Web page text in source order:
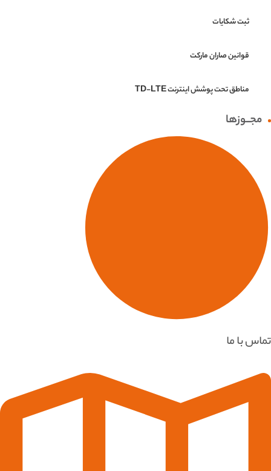
ثبت شکایات
قوانین صاران مارکت
مناطق تحت پوشش اینترنت TD-LTE
مجــوزها
تماس با ما